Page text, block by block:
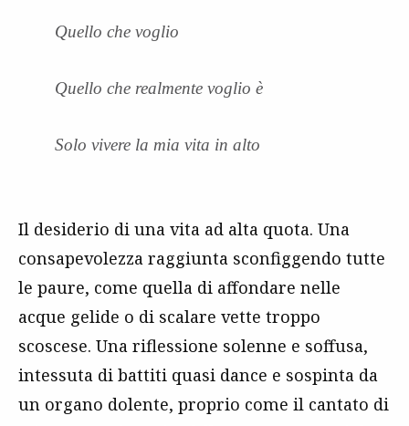
Quello che voglio
Quello che realmente voglio è
Solo vivere la mia vita in alto
Il desiderio di una vita ad alta quota. Una
consapevolezza raggiunta sconfiggendo tutte
le paure, come quella di affondare nelle
acque gelide o di scalare vette troppo
scoscese. Una riflessione solenne e soffusa,
intessuta di battiti quasi dance e sospinta da
un organo dolente, proprio come il cantato di